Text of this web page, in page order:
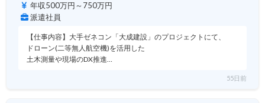
年収500万円～750万円
派遣社員
【仕事内容】大手ゼネコン「大成建設」のプロジェクトにて、
ドローン(二等無人航空機)を活用した
土木測量や現場のDX推進…
55日前